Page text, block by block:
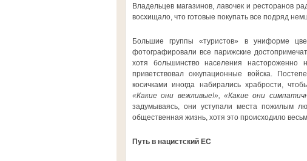
Владельцев магазинов, лавочек и ресторанов
восхищало, что готовые покупать все подряд
Большие группы «туристов» в униформе
фотографировали все парижские
хотя большинство населения
приветствовал оккупационные войска.
косичками иногда набирались храбрости,
«Какие они вежливые!», «Какие они
задумываясь, они уступали места пожилым
общественная жизнь, хотя это происходило
Путь в нацистский ЕС